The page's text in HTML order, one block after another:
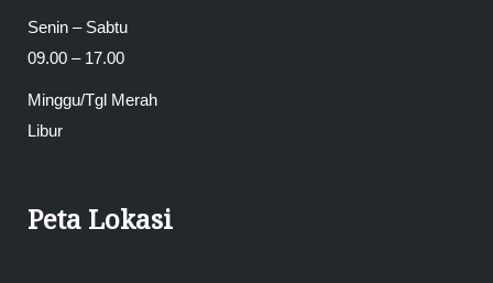
Senin – Sabtu
09.00 – 17.00
Minggu/Tgl Merah
Libur
Peta Lokasi